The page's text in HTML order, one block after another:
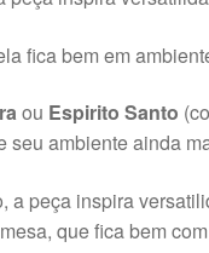
fica bem em
ou Espirito Santo
seu ambiente ainda
a peça inspira
que fica bem